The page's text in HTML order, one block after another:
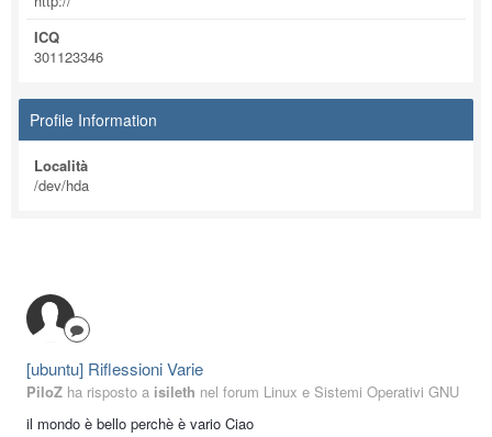
ICQ
301123346
Profile Information
Località
/dev/hda
[ubuntu] Riflessioni Varie
PiloZ ha risposto a isileth nel forum Linux e Sistemi Operativi GNU
il mondo è bello perchè è vario Ciao